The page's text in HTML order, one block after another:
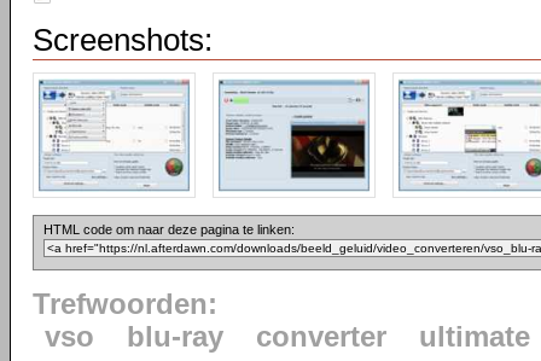
Screenshots:
HTML code om naar deze pagina te linken:
Trefwoorden:
vso
blu-ray converter ultimate